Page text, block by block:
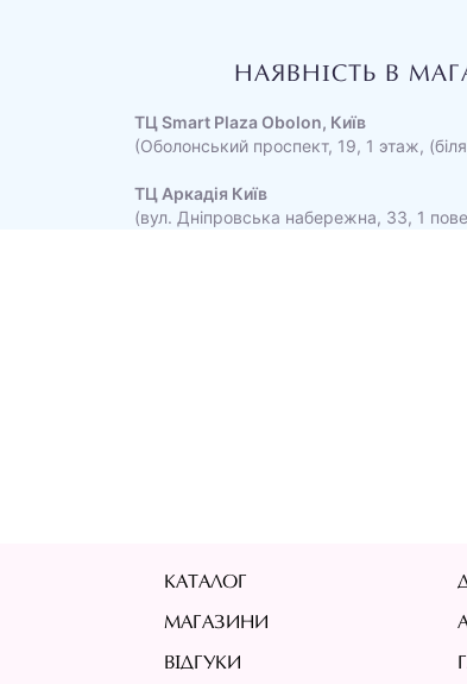
НАЯВНІСТЬ В
ТЦ Smart Plaza Obolon, Київ
(Оболонський проспект, 19, 1 этаж,
ТЦ Аркадія Київ
(вул. Дніпровська набережна, 33, 1
КАТАЛОГ
МАГАЗИНИ
ВІДГУКИ